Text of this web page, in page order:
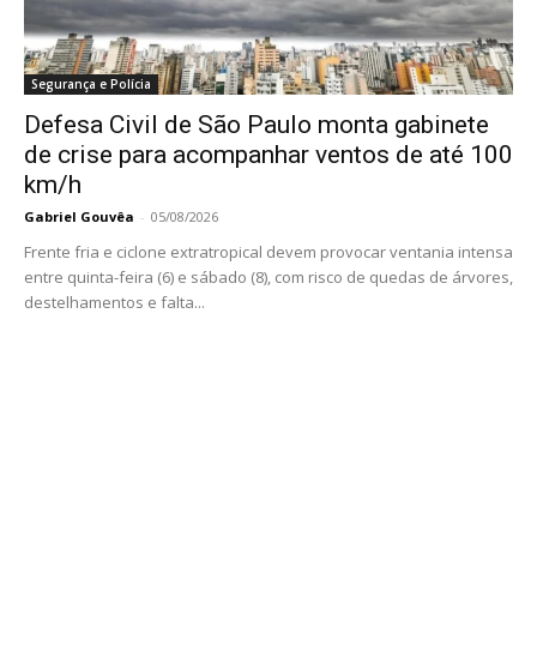
Segurança e Polícia
Defesa Civil de São Paulo monta gabinete
de crise para acompanhar ventos de até 100
km/h
Gabriel Gouvêa - 05/08/2026
Frente fria e ciclone extratropical devem provocar ventania intensa
entre quinta-feira (6) e sábado (8), com risco de quedas de árvores,
destelhamentos e falta...